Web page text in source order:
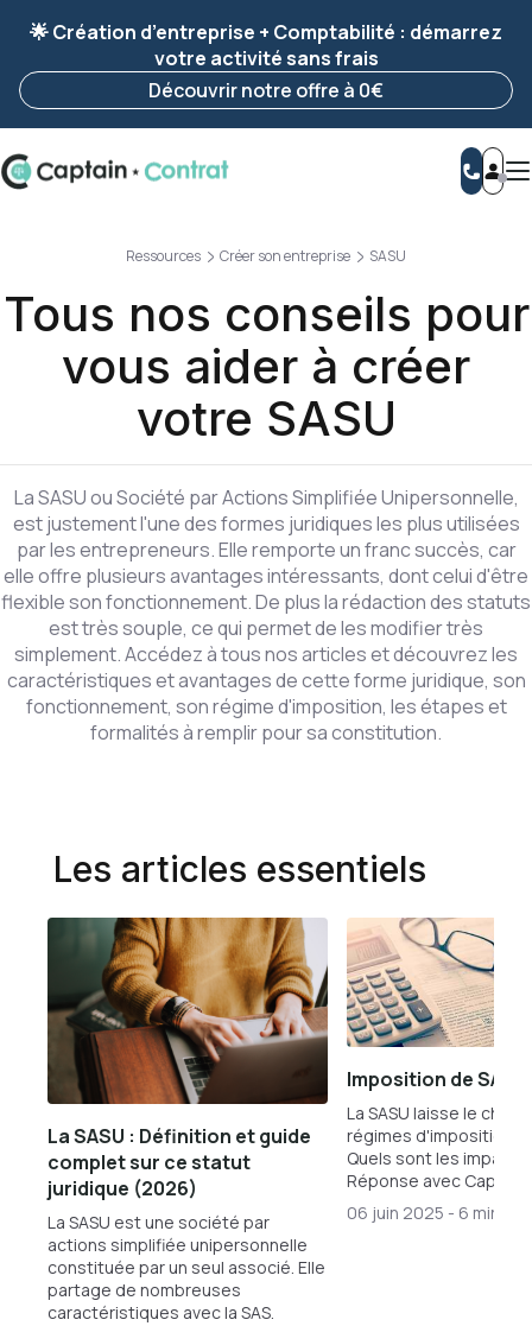
enregistrée 🚀
Reprendre ma démarche
🌟 Création d’entreprise + Comptabilité : démarrez
votre activité sans frais
Découvrir notre offre à 0€
Ressources Créer son entreprise SASU
Tous nos conseils pour
vous aider à créer
votre SASU
La SASU ou Société par Actions Simplifiée Unipersonnelle,
est justement l'une des formes juridiques les plus utilisées
par les entrepreneurs. Elle remporte un franc succès, car
elle offre plusieurs avantages intéressants, dont celui d'être
flexible son fonctionnement. De plus la rédaction des statuts
est très souple, ce qui permet de les modifier très
simplement. Accédez à tous nos articles et découvrez les
caractéristiques et avantages de cette forme juridique, son
fonctionnement, son régime d'imposition, les étapes et
formalités à remplir pour sa constitution.
Les articles essentiels
La SASU : Définition et guide
complet sur ce statut
juridique (2026)
La SASU est une société par
actions simplifiée unipersonnelle
constituée par un seul associé. Elle
partage de nombreuses
caractéristiques avec la SAS.
Imposition de SASU
La SASU laisse le
régimes d'imposition :
Quels sont les impacts
Réponse avec Captain
06 juin 2025 - 6 min